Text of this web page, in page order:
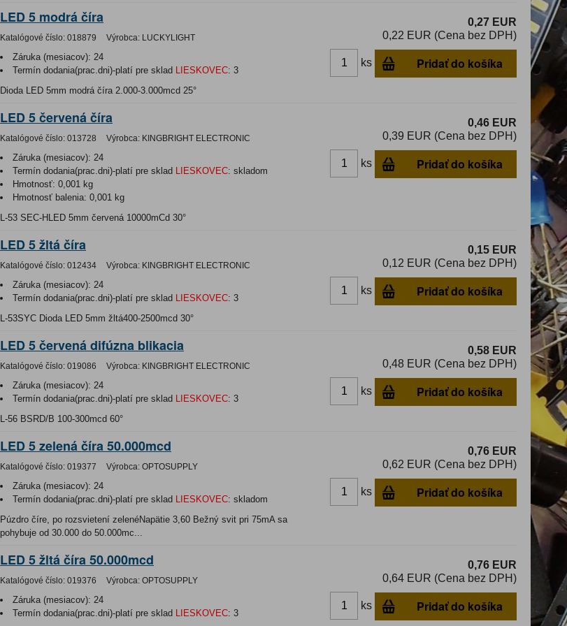
LED 5 modrá číra
Katalógové číslo: 018879 Výrobca: LUCKYLIGHT
Záruka (mesiacov): 24
Termín dodania(prac.dni)-platí pre sklad LIESKOVEC: 3
Dioda LED 5mm modrá číra 2.000-3.000mcd 25°
0,27 EUR
0,22 EUR (Cena bez DPH)
ks Pridať do košíka
LED 5 červená číra
Katalógové číslo: 013728 Výrobca: KINGBRIGHT ELECTRONIC
Záruka (mesiacov): 24
Termín dodania(prac.dni)-platí pre sklad LIESKOVEC: skladom
Hmotnosť: 0,001 kg
Hmotnosť balenia: 0,001 kg
L-53 SEC-HLED 5mm červená 10000mCd 30°
0,46 EUR
0,39 EUR (Cena bez DPH)
ks Pridať do košíka
LED 5 žltá číra
Katalógové číslo: 012434 Výrobca: KINGBRIGHT ELECTRONIC
Záruka (mesiacov): 24
Termín dodania(prac.dni)-platí pre sklad LIESKOVEC: 3
L-53SYC Dioda LED 5mm žltá400-2500mcd 30°
0,15 EUR
0,12 EUR (Cena bez DPH)
ks Pridať do košíka
LED 5 červená difúzna blikacia
Katalógové číslo: 019086 Výrobca: KINGBRIGHT ELECTRONIC
Záruka (mesiacov): 24
Termín dodania(prac.dni)-platí pre sklad LIESKOVEC: 3
L-56 BSRD/B 100-300mcd 60°
0,58 EUR
0,48 EUR (Cena bez DPH)
ks Pridať do košíka
LED 5 zelená číra 50.000mcd
Katalógové číslo: 019377 Výrobca: OPTOSUPPLY
Záruka (mesiacov): 24
Termín dodania(prac.dni)-platí pre sklad LIESKOVEC: skladom
Púzdro číre, po rozsvietení zelenéNapätie 3,60 Bežný svit pri 75mA sa
pohybuje od 30.000 do 50.000mc...
0,76 EUR
0,62 EUR (Cena bez DPH)
ks Pridať do košíka
LED 5 žltá číra 50.000mcd
Katalógové číslo: 019376 Výrobca: OPTOSUPPLY
Záruka (mesiacov): 24
Termín dodania(prac.dni)-platí pre sklad LIESKOVEC: 3
0,76 EUR
0,64 EUR (Cena bez DPH)
ks Pridať do košíka